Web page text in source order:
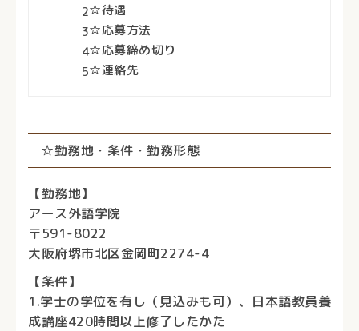
2☆待遇
3☆応募方法
4☆応募締め切り
5☆連絡先
☆勤務地・条件・勤務形態
【勤務地】
アース外語学院
〒591-8022
大阪府堺市北区金岡町2274-4
【条件】
1.学士の学位を有し（見込みも可）、日本語教員養
成講座420時間以上修了したかた